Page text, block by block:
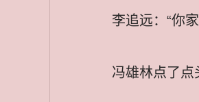
李追远：“你
冯雄林点了点